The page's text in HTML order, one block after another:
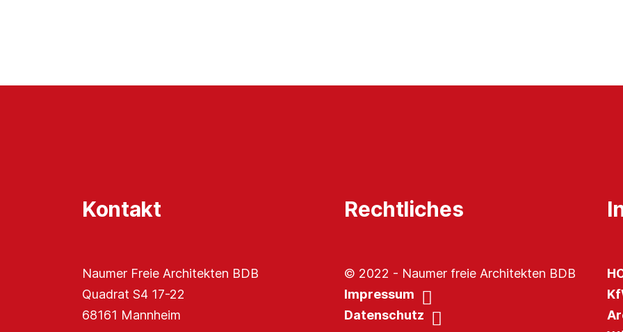
Kontakt
Naumer Freie Architekten BDB
Quadrat S4 17-22
68161 Mannheim
Rechtliches
© 2022 - Naumer freie Architekten BDB
Impressum
Datenschutz